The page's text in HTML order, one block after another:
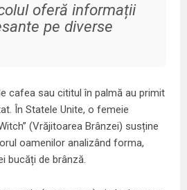
oferă informații
pe diverse
cafea sau cititul în palmă au primit
În Statele Unite, o femeie
(Vrăjitoarea Brânzei) susține
oamenilor analizând forma,
bucăți de brânză.